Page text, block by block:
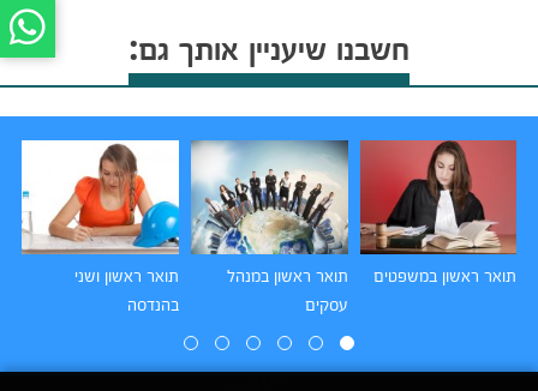
חשבנו שיעניין אותך גם:
תואר ראשון במשפטים
תואר ראשון במנהל
עסקים
תואר ראשון ושני
בהנדסה